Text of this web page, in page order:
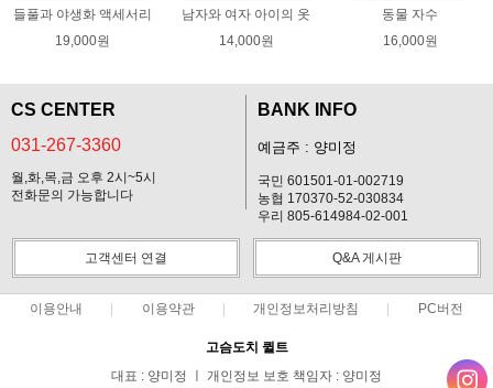
들풀과 야생화 액세서리
19,000원
남자와 여자 아이의 옷
14,000원
동물 자수
16,000원
CS CENTER
031-267-3360
월,화,목,금 오후 2시~5시
전화문의 가능합니다
BANK INFO
예금주 : 양미정
국민 601501-01-002719
농협 170370-52-030834
우리 805-614984-02-001
고객센터 연결 Q&A 게시판
이용안내 이용약관 개인정보처리방침 PC버전
고슴도치 퀼트
대표 : 양미정 ㅣ 개인정보 보호 책임자 : 양미정